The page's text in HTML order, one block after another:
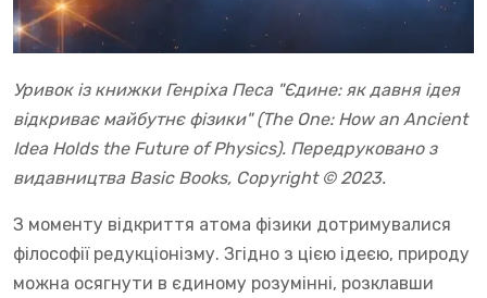
Уривок із книжки Генріха Песа "Єдине: як давня ідея
відкриває майбутнє фізики" (The One: How an Ancient
Idea Holds the Future of Physics). Передруковано з
видавництва Basic Books, Copyright © 2023.
З моменту відкриття атома фізики дотримувалися
філософії редукціонізму. Згідно з цією ідеєю, природу
можна осягнути в єдиному розумінні, розклавши